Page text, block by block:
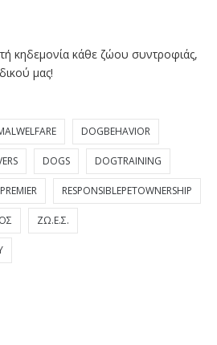
κηδεμονία κάθε ζώου συντροφιάς,
μας!
DOGBEHAVIOR
DOGS DOGTRAINING
PREMIER RESPONSIBLEPETOWNERSHIP
ΖΩ.Ε.Σ.